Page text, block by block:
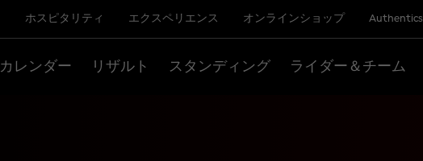
ホスピタリティ エクスペリエンス オンラインショップ Authentics
カレンダー リザルト スタンディング ライダー＆チーム